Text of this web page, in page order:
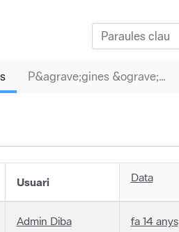
Usuari Data
Admin Diba fa 14 anys